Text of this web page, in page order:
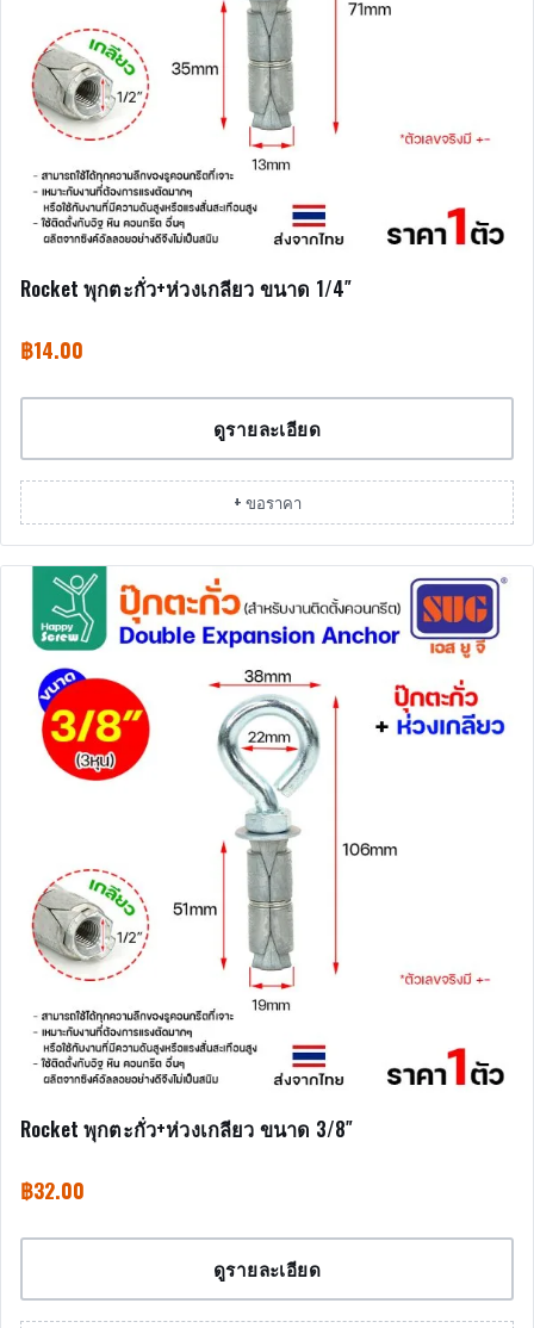
Rocket พุกตะกั่ว+ห่วงเกลียว ขนาด 1/4″
฿14.00
ดูรายละเอียด
+ ขอราคา
Rocket พุกตะกั่ว+ห่วงเกลียว ขนาด 3/8″
฿32.00
ดูรายละเอียด